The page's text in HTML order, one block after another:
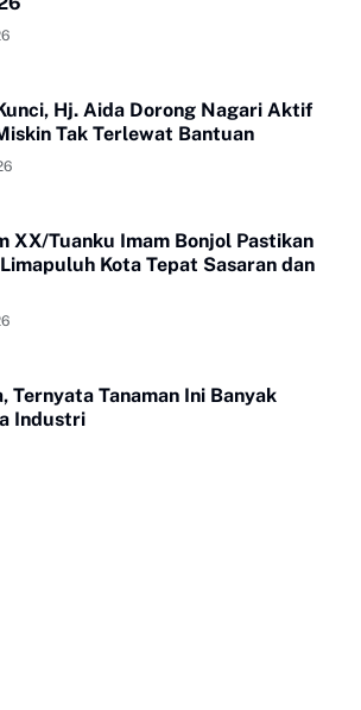
Hj. Aida Dorong Nagari Aktif
Tak Terlewat Bantuan
XX/Tuanku Imam Bonjol Pastikan
Kota Tepat Sasaran dan
Ternyata Tanaman Ini Banyak
Industri